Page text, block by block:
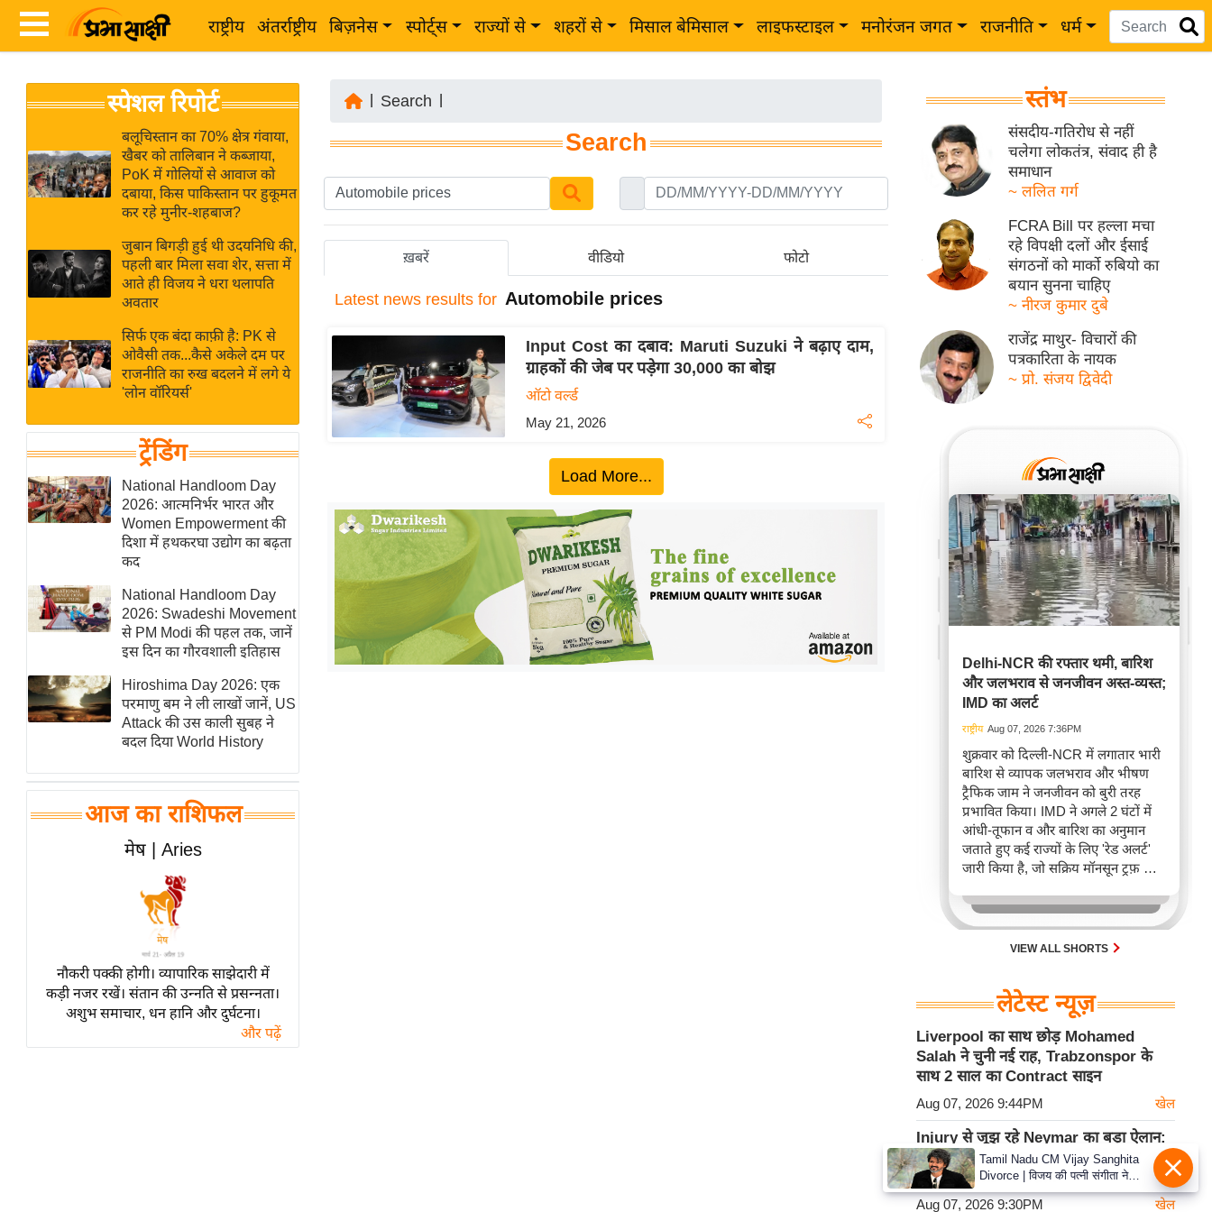
राष्ट्रीय अंतर्राष्ट्रीय बिज़नेस स्पोर्ट्स राज्यों से शहरों से मिसाल बेमिसाल लाइफस्टाइल मनोरंजन जगत राजनीति धर्म
News
Hindi
Hindi
Live
News in
Hindi
News
Hindi
Videos
ब
र
अंतर्राष्ट्रीय
बिज़नेस
उद्योग
विशेषज्ञ
राय
खेल
क्रिकेट
IPL
2026
मिसाल बेमिसाल
शख्सियत
यंग इंडिया
साहित्य जगत
ऑटो वर्ल्ड
न्यूज ब्रीफ
बॉलीवुड
हॉलीवुड
फिल्म समीक्षा
लाइफस्टाइल
टेक्नॉलॉजी
ब्यूटी/फैशन
घरेलू नुस्खे
स्पेशल रिपोर्ट
बलूचिस्तान का 70% क्षेत्र गंवाया,
खैबर को तालिबान ने कब्जाया,
PoK में गोलियों से आवाज को
दबाया, किस पाकिस्तान पर हुकूमत
कर रहे मुनीर-शहबाज?
जुबान बिगड़ी हुई थी उदयनिधि की,
पहली बार मिला सवा शेर, सत्ता में
आते ही विजय ने धरा थलापति
अवतार
सिर्फ एक बंदा काफ़ी है: PK से
ओवैसी तक...कैसे अकेले दम पर
राजनीति का रुख बदलने में लगे ये
'लोन वॉरियर्स'
ट्रेंडिंग
National Handloom Day
2026: आत्मनिर्भर भारत और
Women Empowerment की
दिशा में हथकरघा उद्योग का बढ़ता
कद
National Handloom Day
2026: Swadeshi Movement
से PM Modi की पहल तक, जानें
इस दिन का गौरवशाली इतिहास
Hiroshima Day 2026: एक
परमाणु बम ने ली लाखों जानें, US
Attack की उस काली सुबह ने
बदल दिया World History
आज का राशिफल
मेष | Aries
नौकरी पक्की होगी। व्यापारिक साझेदारी में
कड़ी नजर रखें। संतान की उन्नति से प्रसन्नता।
अशुभ समाचार, धन हानि और दुर्घटना।
और पढ़ें
Search
Search
ख़बरें वीडियो फोटो
Latest news results for Automobile prices
Input Cost का दबाव: Maruti Suzuki ने बढ़ाए दाम,
ग्राहकों की जेब पर पड़ेगा 30,000 का बोझ
ऑटो वर्ल्ड
May 21, 2026
Load More...
स्तंभ
संसदीय-गतिरोध से नहीं
चलेगा लोकतंत्र, संवाद ही है
समाधान
~ ललित गर्ग
FCRA Bill पर हल्ला मचा
रहे विपक्षी दलों और ईसाई
संगठनों को मार्को रुबियो का
बयान सुनना चाहिए
~ नीरज कुमार दुबे
राजेंद्र माथुर- विचारों की
पत्रकारिता के नायक
~ प्रो. संजय द्विवेदी
Delhi-NCR की रफ्तार थमी, बारिश
और जलभराव से जनजीवन अस्त-व्यस्त;
IMD का अलर्ट
राष्ट्रीय Aug 07, 2026 7:36PM
शुक्रवार को दिल्ली-NCR में लगातार भारी
बारिश से व्यापक जलभराव और भीषण
ट्रैफिक जाम ने जनजीवन को बुरी तरह
प्रभावित किया। IMD ने अगले 2 घंटों में
आंधी-तूफान व और बारिश का अनुमान
जताते हुए कई राज्यों के लिए 'रेड अलर्ट'
जारी किया है, जो सक्रिय मॉनसून ट्रफ़ और
जिससे यातायात बाधित होने के साथ-साथ
सफदरजंग अस्पताल में भी जलभराव की
स्थिति बनी।VIEW ALL SHORTS
लेटेस्ट न्यूज़
Liverpool का साथ छोड़ Mohamed
Salah ने चुनी नई राह, Trabzonspor के
साथ 2 साल का Contract साइन
Aug 07, 2026 9:44PM खेल
Injury से जूझ रहे Neymar का बड़ा ऐलान:
December तक Santos में रहेंगे, फिर
Retirement पर फैसला
Aug 07, 2026 9:30PM खेल
Tamil Nadu CM Vijay Sanghita
Divorce | विजय की पत्नी संगीता ने
वापस ली तलाक की अर्जी, कोर्ट ने मामले
को किया निपटाया